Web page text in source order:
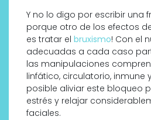
Y no lo digo por escribir una
porque otro de los efectos
es tratar el bruxismo! Con el
adecuadas a cada caso
las manipulaciones
linfático, circulatorio, inmune
posible aliviar este bloqueo
estrés y relajar
faciales.